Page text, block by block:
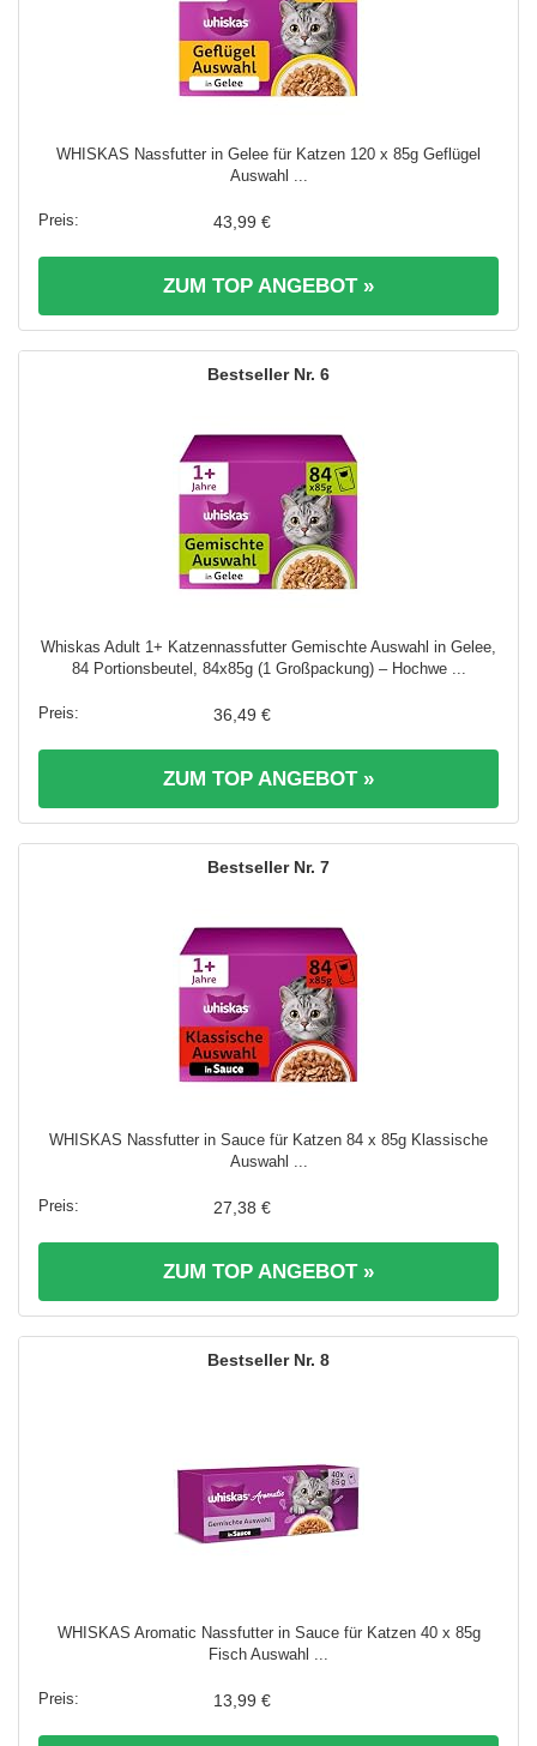
WHISKAS Nassfutter in Gelee für Katzen 120 x 85g Geflügel
Auswahl ...
43,99 €
ZUM TOP ANGEBOT »
6
Whiskas Adult 1+ Katzennassfutter Gemischte Auswahl in Gelee,
84 Portionsbeutel, 84x85g (1 Großpackung) – Hochwe ...
36,49 €
ZUM TOP ANGEBOT »
7
WHISKAS Nassfutter in Sauce für Katzen 84 x 85g Klassische
Auswahl ...
27,38 €
ZUM TOP ANGEBOT »
8
WHISKAS Aromatic Nassfutter in Sauce für Katzen 40 x 85g
Fisch Auswahl ...
13,99 €